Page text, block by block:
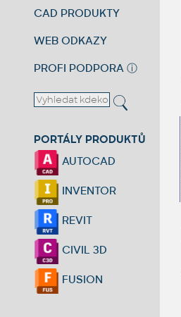
CAD PRODUKTY
WEB ODKAZY
PROFI PODPORA ⓘ
PORTÁLY PRODUKTŮ
AUTOCAD
INVENTOR
REVIT
CIVIL 3D
FUSION